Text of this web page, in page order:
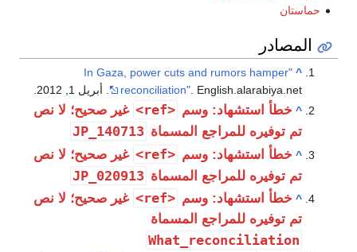
حماستان
المصادر
^
"In Gaza, power cuts and rumors hamper
reconciliation" . English.alarabiya.net. أبريل 1, 2012.
^ خطأ استشهاد: وسم <ref>
غير صحيح؛ لا نص
تم توفيره للمراجع المسماة JP_140713
^ خطأ استشهاد: وسم <ref>
غير صحيح؛ لا نص
تم توفيره للمراجع المسماة JP_020913
^ خطأ استشهاد: وسم <ref>
غير صحيح؛ لا نص
تم توفيره للمراجع المسماة
What_reconciliation